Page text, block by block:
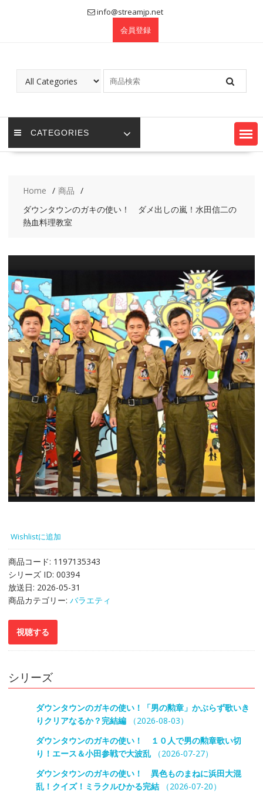
info@streamjp.net
会員登録
CATEGORIES
Home
商品
ダウンタウンのガキの使い！ ダメ出しの嵐！水田信二の
熱血料理教室
Wishlistに追加
商品コード: 1197135343
シリーズ ID: 00394
放送日: 2026-05-31
商品カテゴリー: バラエティ
シリーズ
ダウンタウンのガキの使い！「男の勲章」かぶらず歌いき
りクリアなるか？完結編（2026-08-03）
ダウンタウンのガキの使い！ １０人で男の勲章歌い切
り！エース＆小田参戦で大波乱（2026-07-27）
ダウンタウンのガキの使い！ 異色ものまねに浜田大混
乱！クイズ！ミラクルひかる完結（2026-07-20）